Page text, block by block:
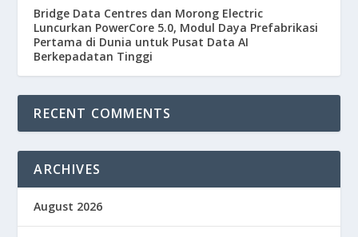
Bridge Data Centres dan Morong Electric
Luncurkan PowerCore 5.0, Modul Daya Prefabrikasi
Pertama di Dunia untuk Pusat Data AI
Berkepadatan Tinggi
RECENT COMMENTS
ARCHIVES
August 2026